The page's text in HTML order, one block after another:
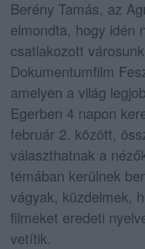
Berény Tamás, az
elmondta, hogy idén
csatlakozott
Dokumentumfilm
amelyen a világ
Egerben 4 napon
február 2. között,
választhatnak a
témában kerülnek
vágyak, küzdelmek,
filmeket eredeti
vetítik.